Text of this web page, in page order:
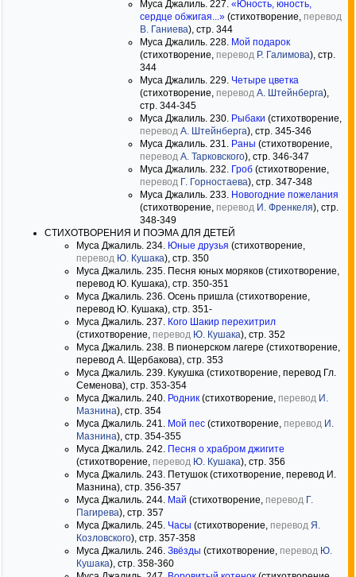
Муса Джалиль. 227. «Юность, юность,
сердце обжигая...» (стихотворение, перевод
В. Ганиева), стр. 344
Муса Джалиль. 228. Мой подарок
(стихотворение, перевод Р. Галимова), стр.
344
Муса Джалиль. 229. Четыре цветка
(стихотворение, перевод А. Штейнберга),
стр. 344-345
Муса Джалиль. 230. Рыбаки (стихотворение,
перевод А. Штейнберга), стр. 345-346
Муса Джалиль. 231. Раны (стихотворение,
перевод А. Тарковского), стр. 346-347
Муса Джалиль. 232. Гроб (стихотворение,
перевод Г. Горностаева), стр. 347-348
Муса Джалиль. 233. Новогодние пожелания
(стихотворение, перевод И. Френкеля), стр.
348-349
СТИХОТВОРЕНИЯ И ПОЭМА ДЛЯ ДЕТЕЙ
Муса Джалиль. 234. Юные друзья (стихотворение,
перевод Ю. Кушака), стр. 350
Муса Джалиль. 235. Песня юных моряков (стихотворение,
перевод Ю. Кушака), стр. 350-351
Муса Джалиль. 236. Осень пришла (стихотворение,
перевод Ю. Кушака), стр. 351-
Муса Джалиль. 237. Кого Шакир перехитрил
(стихотворение, перевод Ю. Кушака), стр. 352
Муса Джалиль. 238. В пионерском лагере (стихотворение,
перевод А. Щербакова), стр. 353
Муса Джалиль. 239. Кукушка (стихотворение, перевод Гл.
Семенова), стр. 353-354
Муса Джалиль. 240. Родник (стихотворение, перевод И.
Мазнина), стр. 354
Муса Джалиль. 241. Мой пес (стихотворение, перевод И.
Мазнина), стр. 354-355
Муса Джалиль. 242. Песня о храбром джигите
(стихотворение, перевод Ю. Кушака), стр. 356
Муса Джалиль. 243. Петушок (стихотворение, перевод И.
Мазнина), стр. 356-357
Муса Джалиль. 244. Май (стихотворение, перевод Г.
Пагирева), стр. 357
Муса Джалиль. 245. Часы (стихотворение, перевод Я.
Козловского), стр. 357-358
Муса Джалиль. 246. Звёзды (стихотворение, перевод Ю.
Кушака), стр. 358-360